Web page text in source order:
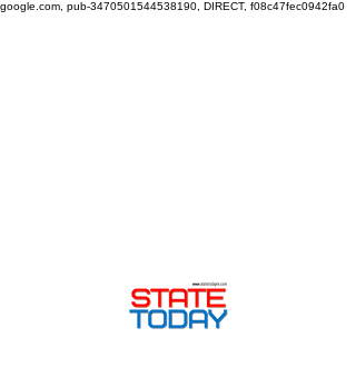
google.com, pub-3470501544538190, DIRECT, f08c47fec0942fa0